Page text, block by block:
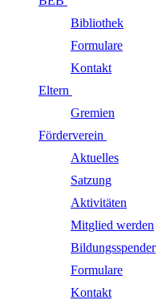
Bibliothek
Formulare
Kontakt
Eltern
Gremien
Förderverein
Aktuelles
Satzung
Aktivitäten
Mitglied werden
Bildungsspender
Formulare
Kontakt